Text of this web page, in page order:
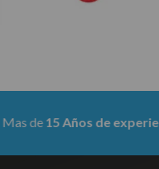
de15 Años de experiencia